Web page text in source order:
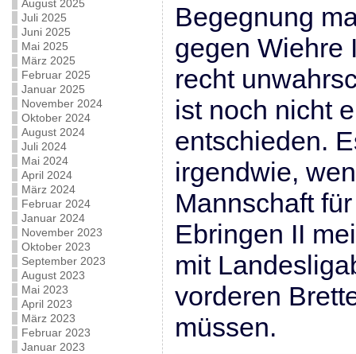
August 2025
Juli 2025
Juni 2025
Mai 2025
März 2025
Februar 2025
Januar 2025
November 2024
Oktober 2024
August 2024
Juli 2024
Mai 2024
April 2024
März 2024
Februar 2024
Januar 2024
November 2023
Oktober 2023
September 2023
August 2023
Mai 2023
April 2023
März 2023
Februar 2023
Januar 2023
Begegnung
gegen Wiehre
recht
ist noch nicht
entschieden.
irgendwie,
Mannschaft
Ebringen II
mit
vorderen
müssen.